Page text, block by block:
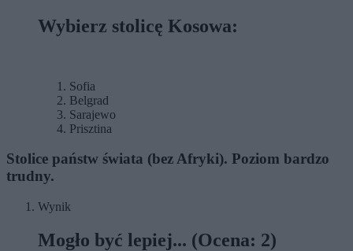
Wybierz stolicę Kosowa:
Sofia
Belgrad
Sarajewo
Prisztina
Stolice państw świata (bez Afryki). Poziom bardzo
trudny.
Wynik
Mogło być lepiej... (Ocena: 2)